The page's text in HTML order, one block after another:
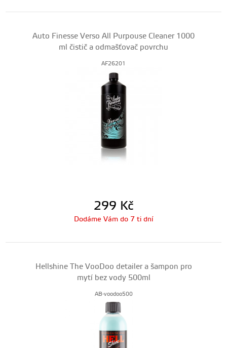
Auto Finesse Verso All Purpouse Cleaner 1000
ml čistič a odmašťovač povrchu
AF26201
299 Kč
Dodáme Vám do 7 ti dní
Hellshine The VooDoo detailer a šampon pro
mytí bez vody 500ml
AB-voodoo500